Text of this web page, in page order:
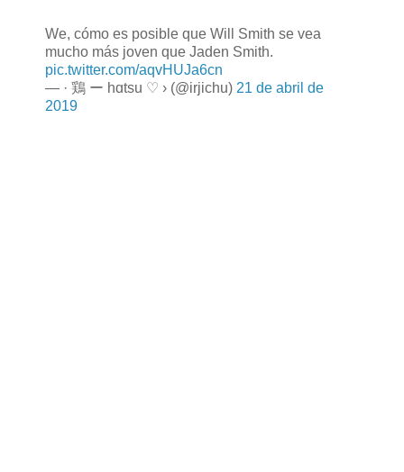
We, cómo es posible que Will Smith se vea
mucho más joven que Jaden Smith.
pic.twitter.com/aqvHUJa6cn
— · 鶏 ー hɑtsu ♡ › (@irjichu) 21 de abril de
2019